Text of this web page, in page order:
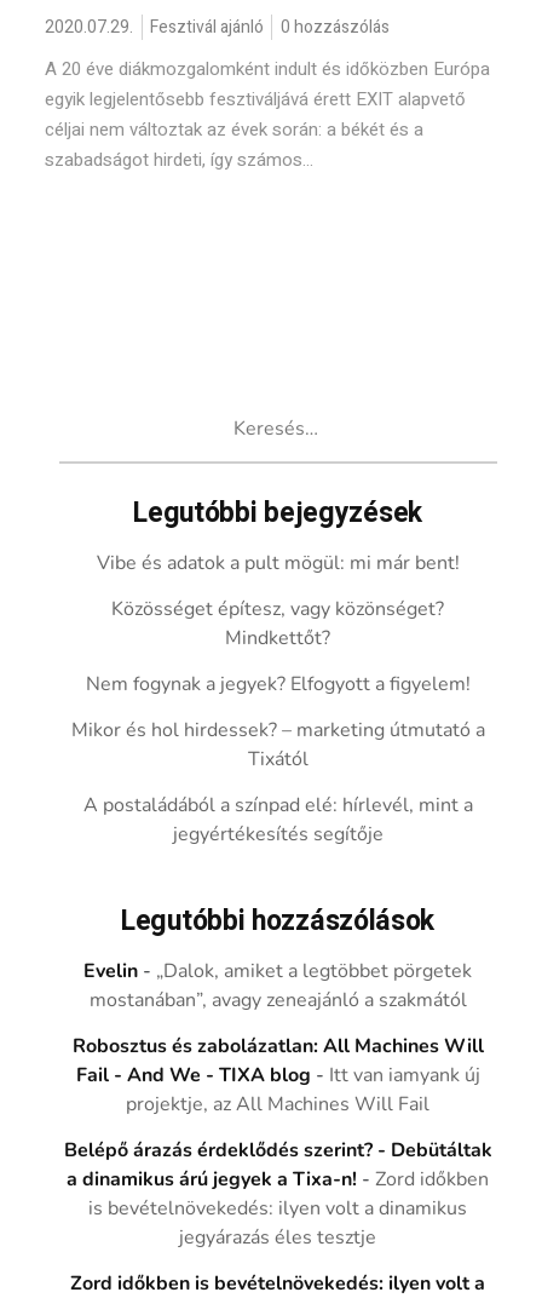
2020.07.29. Fesztivál ajánló 0 hozzászólás
A 20 éve diákmozgalomként indult és időközben Európa
egyik legjelentősebb fesztiváljává érett EXIT alapvető
céljai nem változtak az évek során: a békét és a
szabadságot hirdeti, így számos...
Legutóbbi bejegyzések
Vibe és adatok a pult mögül: mi már bent!
Közösséget építesz, vagy közönséget?
Mindkettőt?
Nem fogynak a jegyek? Elfogyott a figyelem!
Mikor és hol hirdessek? – marketing útmutató a
Tixától
A postaládából a színpad elé: hírlevél, mint a
jegyértékesítés segítője
Legutóbbi hozzászólások
Evelin - „Dalok, amiket a legtöbbet pörgetek
mostanában”, avagy zeneajánló a szakmától
Robosztus és zabolázatlan: All Machines Will
Fail - And We - TIXA blog - Itt van iamyank új
projektje, az All Machines Will Fail
Belépő árazás érdeklődés szerint? - Debütáltak
a dinamikus árú jegyek a Tixa-n! -Zord időkben
is bevételnövekedés: ilyen volt a dinamikus
jegyárazás éles tesztje
Zord időkben is bevételnövekedés: ilyen volt a